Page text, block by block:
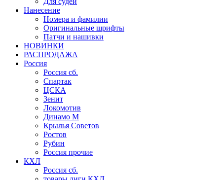
Нанесение
Номера и фамилии
Оригинальные шрифты
Патчи и нашивки
НОВИНКИ
РАСПРОДАЖА
Россия
Россия сб.
Спартак
ЦСКА
Зенит
Локомотив
Динамо М
Крылья Советов
Ростов
Рубин
Россия прочие
КХЛ
Россия сб.